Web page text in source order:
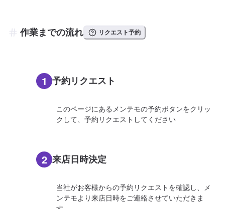
作業までの流れ リクエスト予約
1 予約リクエスト
このページにあるメンテモの予約ボタンをクリッ
クして、予約リクエストしてください
2 来店日時決定
当社がお客様からの予約リクエストを確認し、メ
ンテモより来店日時をご連絡させていただきま